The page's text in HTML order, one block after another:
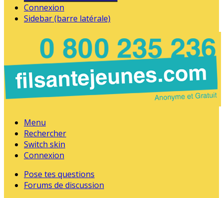
Connexion
Sidebar (barre latérale)
Menu
Rechercher
Switch skin
Connexion
Pose tes questions
Forums de discussion